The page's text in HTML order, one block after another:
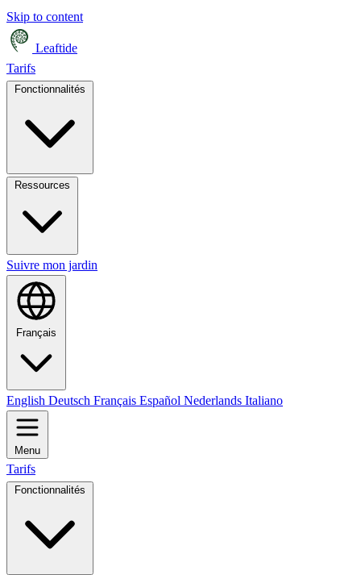
Skip to content
Leaftide
Tarifs
Suivre mon jardin
Français
English Deutsch Français Español Nederlands Italiano
Menu
Tarifs
Fonctionnalités